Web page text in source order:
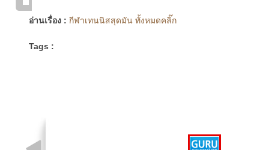
อ่านเรื่อง : กีฬาเทนนิสสุดมัน ทั้งหมดคลิ๊ก
Tags :